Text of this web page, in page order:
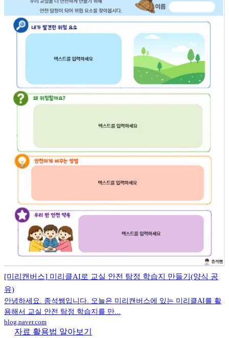
[미리캔버스] 미리클AI로 교실 안전 탐정 학습지 만들기(양식 공
유)
안녕하세요. 종석쌤입니다. 오늘은 미리캔버스에 있는 미리클AI를 활
용해서 교실 안전 탐정 학습지를 만...
blog.naver.com
자료 활용법 알아보기